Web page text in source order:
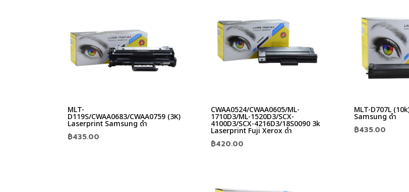
MLT-
D119S/CWAA0683/CWAA0759 (3K)
Laserprint Samsung ดำ
฿435.00
CWAA0524/CWAA0605/ML-
1710D3/ML-1520D3/SCX-
4100D3/SCX-4216D3/18S0090 3k
Laserprint Fuji Xerox ดำ
฿420.00
MLT-D707L
Samsung ดำ
฿435.00